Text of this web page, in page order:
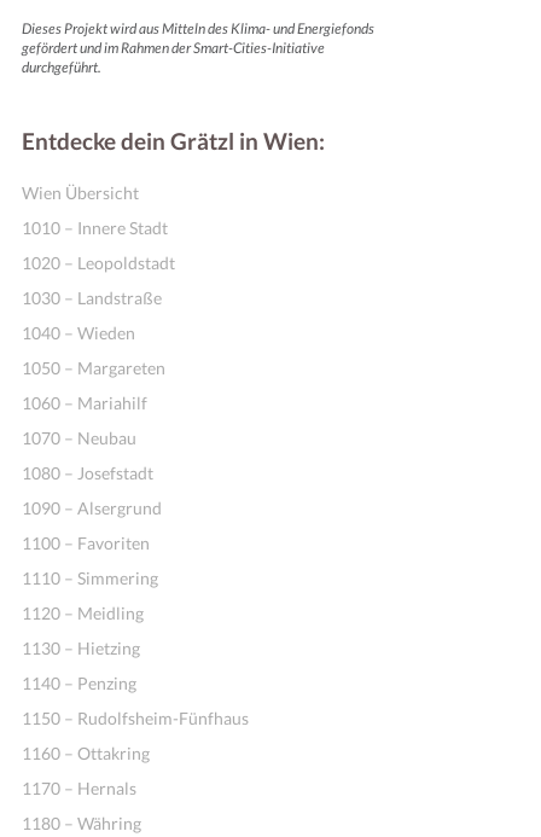
Dieses Projekt wird aus Mitteln des Klima- und Energiefonds
gefördert und im Rahmen der Smart-Cities-Initiative
durchgeführt.
Entdecke dein Grätzl in Wien:
Wien Übersicht
1010 – Innere Stadt
1020 – Leopoldstadt
1030 – Landstraße
1040 – Wieden
1050 – Margareten
1060 – Mariahilf
1070 – Neubau
1080 – Josefstadt
1090 – Alsergrund
1100 – Favoriten
1110 – Simmering
1120 – Meidling
1130 – Hietzing
1140 – Penzing
1150 – Rudolfsheim-Fünfhaus
1160 – Ottakring
1170 – Hernals
1180 – Währing